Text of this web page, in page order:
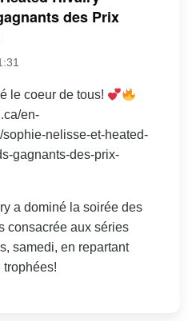
des Prix
le coeur de tous!
en-
nelisse-et-heated-
gagnants-des-prix-
a dominé la soirée des
consacrée aux séries
samedi, en repartant
trophées!